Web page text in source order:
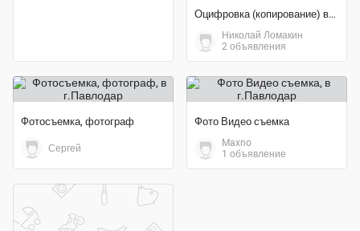
Оцифровка (копирование) видеокассет, дисков и фотопленки
Николай Ломакин
2 объявления
Фотосъемка, фотограф
Сергей
Фото Видео съемка
Maxno
1 объявление